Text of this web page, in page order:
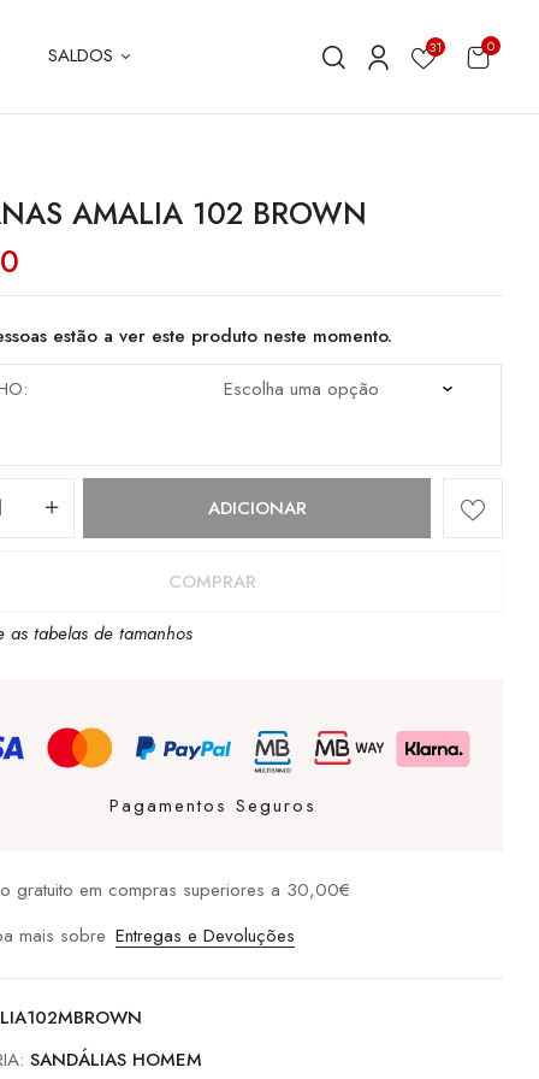
SALDOS 31 0
AMALIA 102 BROWN
estão a ver este produto neste momento.
ADICIONAR
COMPRAR
as tabelas de tamanhos
Pagamentos Seguros
gratuito em compras superiores a 30,00€
mais sobre Entregas e Devoluções
SANDÁLIAS HOMEM